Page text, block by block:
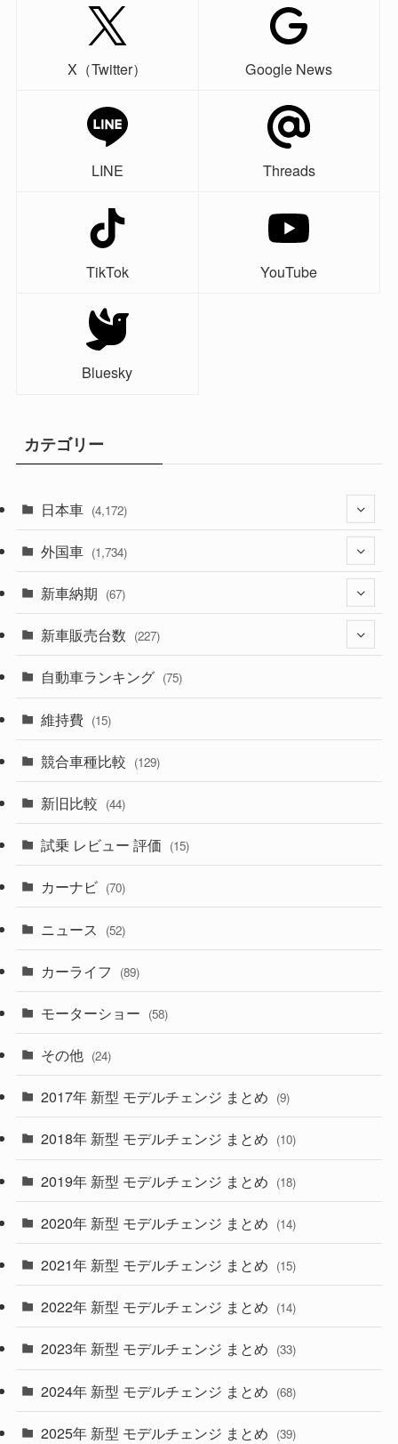
X（Twitter） Google News
LINE Threads
TikTok YouTube
Bluesky
カテゴリー
日本車 (4,172)
(1,321)
(329)
(525)
(357)
(328)
(194)
(230)
(253)
外国車 (1,734)
(242)
(85)
(84)
(14)
(222)
(50)
(43)
(6)
(9)
(30)
(27)
(58)
(28)
(27)
(26)
(10)
(35)
(10)
(9)
(22)
(4)
(9)
新車納期 (67)
(28)
(8)
(3)
(3)
(5)
(1)
新車販売台数 (227)
(21)
(5)
(7)
(5)
自動車ランキング (75)
維持費 (15)
競合車種比較 (129)
新旧比較 (44)
試乗 レビュー 評価 (15)
カーナビ (70)
ニュース (52)
カーライフ (89)
モーターショー (58)
その他 (24)
2017年 新型 モデルチェンジ まとめ (9)
2018年 新型 モデルチェンジ まとめ (10)
2019年 新型 モデルチェンジ まとめ (18)
2020年 新型 モデルチェンジ まとめ (14)
2021年 新型 モデルチェンジ まとめ (15)
2022年 新型 モデルチェンジ まとめ (14)
2023年 新型 モデルチェンジ まとめ (33)
2024年 新型 モデルチェンジ まとめ (68)
2025年 新型 モデルチェンジ まとめ (39)